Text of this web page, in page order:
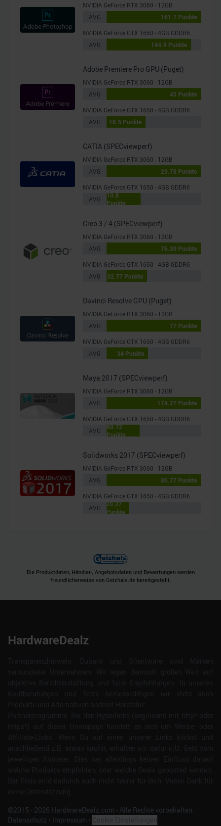
NVIDIA GeForce RTX 3060 - 12GB
AVG
161.7 Punkte
NVIDIA GeForce GTX 1650 - 4GB GDDR6
AVG
144.9 Punkte
Adobe Premiere Pro GPU (Puget)
NVIDIA GeForce RTX 3060 - 12GB
AVG
45 Punkte
NVIDIA GeForce GTX 1650 - 4GB GDDR6
AVG
18.5 Punkte
CATIA (SPECviewperf)
NVIDIA GeForce RTX 3060 - 12GB
AVG
29.78 Punkte
NVIDIA GeForce GTX 1650 - 4GB GDDR6
AVG
10.8
Punkte
Creo 3 / 4 (SPECviewperf)
NVIDIA GeForce RTX 3060 - 12GB
AVG
76.39 Punkte
NVIDIA GeForce GTX 1650 - 4GB GDDR6
AVG
32.77 Punkte
Davinci Resolve GPU (Puget)
NVIDIA GeForce RTX 3060 - 12GB
AVG
77 Punkte
NVIDIA GeForce GTX 1650 - 4GB GDDR6
AVG
34 Punkte
Maya 2017 (SPECviewperf)
NVIDIA GeForce RTX 3060 - 12GB
AVG
174.27 Punkte
NVIDIA GeForce GTX 1650 - 4GB GDDR6
AVG
60.72
Punkte
Solidworks 2017 (SPECviewperf)
NVIDIA GeForce RTX 3060 - 12GB
AVG
86.77 Punkte
NVIDIA GeForce GTX 1650 - 4GB GDDR6
AVG
20.27
Punkte
Die Produktdaten, Händler-, Angebotsdaten und Bewertungen werden
freundlicherweise von Geizhals.de bereitgestellt.
HardwareDealz
©2015 - 2026 HardwareDealz.com - Alle Rechte vorbehalten.
Datenschutz • Impressum •